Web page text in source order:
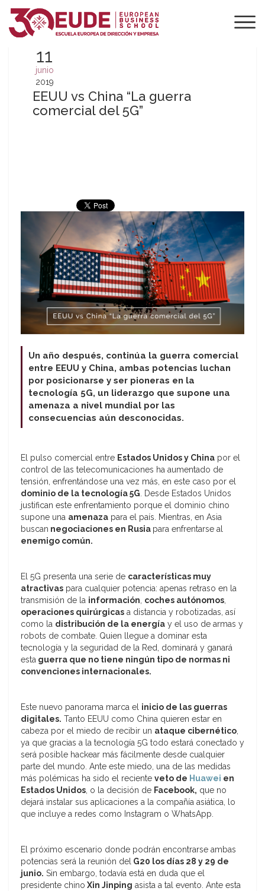
11
junio
2019
EEUU vs China “La guerra
comercial del 5G”
Un año después, continúa la guerra comercial
entre EEUU y China, ambas potencias luchan
por posicionarse y ser pioneras en la
tecnología 5G, un liderazgo que supone una
amenaza a nivel mundial por las
consecuencias aún desconocidas.
El pulso comercial entre Estados Unidos y China por el
control de las telecomunicaciones ha aumentado de
tensión, enfrentándose una vez más, en este caso por el
dominio de la tecnología 5G. Desde Estados Unidos
justifican este enfrentamiento porque el dominio chino
supone una amenaza para el país. Mientras, en Asia
buscan negociaciones en Rusia para enfrentarse al
enemigo común.
El 5G presenta una serie de características muy
atractivas para cualquier potencia: apenas retraso en la
transmisión de la información, coches autónomos,
operaciones quirúrgicas a distancia y robotizadas, así
como la distribución de la energía y el uso de armas y
robots de combate. Quien llegue a dominar esta
tecnología y la seguridad de la Red, dominará y ganará
esta guerra que no tiene ningún tipo de normas ni
convenciones internacionales.
Este nuevo panorama marca el inicio de las guerras
digitales. Tanto EEUU como China quieren estar en
cabeza por el miedo de recibir un ataque cibernético,
ya que gracias a la tecnología 5G todo estará conectado y
será posible hackear más fácilmente desde cualquier
parte del mundo. Ante este miedo, una de las medidas
más polémicas ha sido el reciente veto de Huawei en
Estados Unidos, o la decisión de Facebook, que no
dejará instalar sus aplicaciones a la compañía asiática, lo
que incluye a redes como Instagram o WhatsApp.
El próximo escenario donde podrán encontrarse ambas
potencias será la reunión del G20 los días 28 y 29 de
junio. Sin embargo, todavía está en duda que el
presidente chino Xin Jinping asista a tal evento. Ante esta